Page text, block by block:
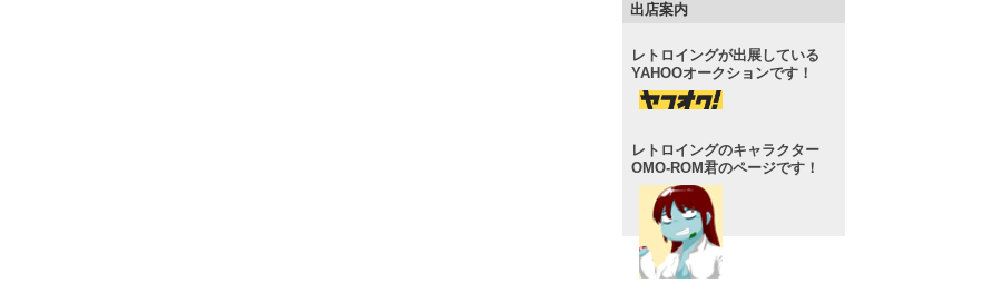
出店案内
レトロイングが出展している
YAHOOオークションです！
レトロイングのキャラクター
OMO-ROM君のページです！